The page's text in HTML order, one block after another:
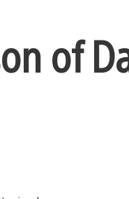
of